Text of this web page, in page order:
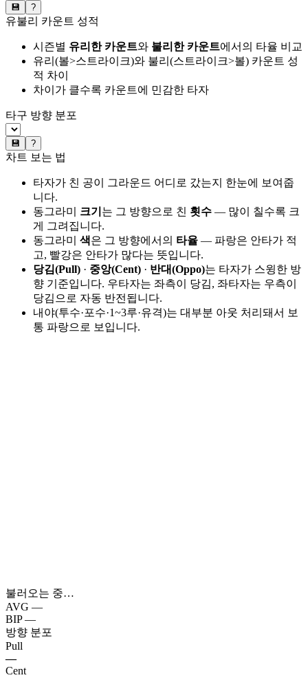
💾 ?
유불리 카운트 성적
시즌별 유리한 카운트와 불리한 카운트에서의 타율 비교
유리(볼>스트라이크)와 불리(스트라이크>볼) 카운트 성
적 차이
차이가 클수록 카운트에 민감한 타자
타구 방향 분포
💾 ?
차트 보는 법
타자가 친 공이 그라운드 어디로 갔는지 한눈에 보여줍
니다.
동그라미 크기 는 그 방향으로 친 횟수 — 많이 칠수록 크
게 그려집니다.
동그라미 색은 그 방향에서의 타율 — 파랑은 안타가 적
고, 빨강은 안타가 많다는 뜻입니다.
당김(Pull) · 중앙(Cent) · 반대(Oppo)는 타자가 스윙한 방
향 기준입니다. 우타자는 좌측이 당김, 좌타자는 우측이
당김으로 자동 반전됩니다.
내야(투수·포수·1~3루·유격)는 대부분 아웃 처리돼서 보
통 파랑으로 보입니다.
불러오는 중…
AVG —
BIP —
방향 분포
Pull
—
Cent